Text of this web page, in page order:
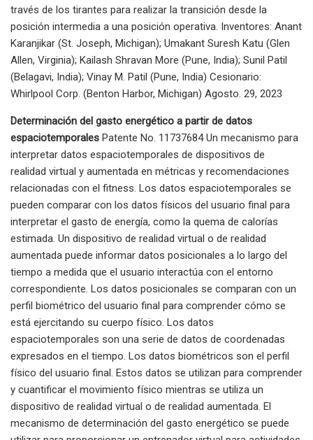
través de los tirantes para realizar la transición desde la
posición intermedia a una posición operativa. Inventores: Anant
Karanjikar (St. Joseph, Michigan); Umakant Suresh Katu (Glen
Allen, Virginia); Kailash Shravan More (Pune, India); Sunil Patil
(Belagavi, India); Vinay M. Patil (Pune, India) Cesionario:
Whirlpool Corp. (Benton Harbor, Michigan) Agosto. 29, 2023
Determinación del gasto energético a partir de datos
espaciotemporales Patente No. 11737684 Un mecanismo para
interpretar datos espaciotemporales de dispositivos de
realidad virtual y aumentada en métricas y recomendaciones
relacionadas con el fitness. Los datos espaciotemporales se
pueden comparar con los datos físicos del usuario final para
interpretar el gasto de energía, como la quema de calorías
estimada. Un dispositivo de realidad virtual o de realidad
aumentada puede informar datos posicionales a lo largo del
tiempo a medida que el usuario interactúa con el entorno
correspondiente. Los datos posicionales se comparan con un
perfil biométrico del usuario final para comprender cómo se
está ejercitando su cuerpo físico. Los datos
espaciotemporales son una serie de datos de coordenadas
expresados ​​en el tiempo. Los datos biométricos son el perfil
físico del usuario final. Estos datos se utilizan para comprender
y cuantificar el movimiento físico mientras se utiliza un
dispositivo de realidad virtual o de realidad aumentada. El
mecanismo de determinación del gasto energético se puede